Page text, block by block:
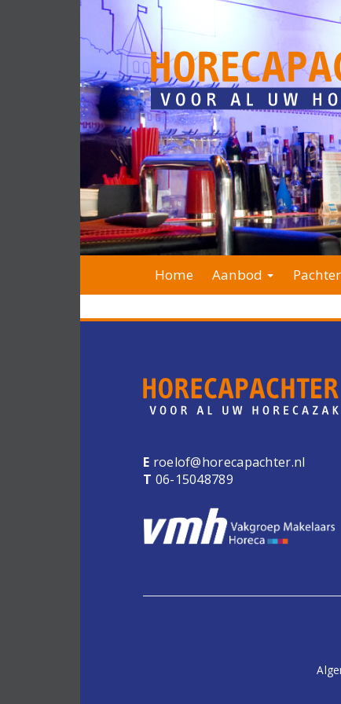
Home Aanbod
E roelof@horecapachter.nl
T 06-15048789